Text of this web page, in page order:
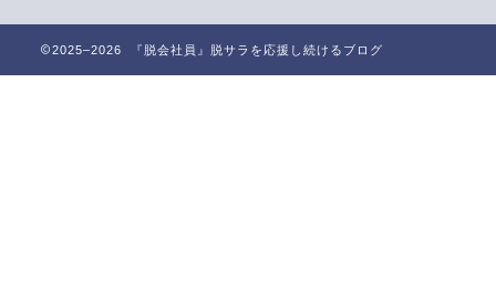
2025–2026 『脱会社員』脱サラを応援し続けるブログ